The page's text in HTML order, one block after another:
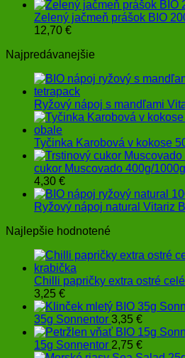
Zelený jačmeň prášok BIO
12,70 €
Najpredávanejšie
Ryžový nápoj s mandľami
Tyčinka Karobová v kokose
cukor Muscovado 400g/
4,30 €Price
range:
2,25 €
4,30 €
Ryžový nápoj natural Vitariz
Najlepšie hodnotené
Chilli papričky extra ostré
3,25 €
35g Sonnentor 3,35 €
15g Sonnentor 2,75 €